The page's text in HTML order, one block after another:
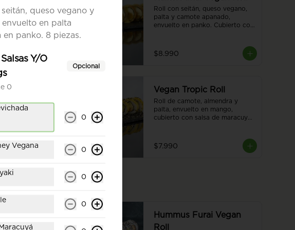
y
un topping
8
Roll con seitán, queso vegano,
palta y camote apanado,
envuelto en panko. Cubierto con
$8.990
Roll
vegano,
coliflor
palta.
tiradito
piezas.
Vegan Tropic Roll
Roll de camote, almendra y
palta, envuelto en mango,
cubierto con salsa de maracuyá
$7.990
Hummus Furai Vegan
Roll
seitán, queso vegano y
envuelto en palta
en panko. 8 piezas.
Y/O
Opcional
0
0
Vegana
0
0
0